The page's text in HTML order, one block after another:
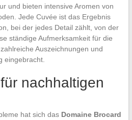
und bieten intensive Aromen von
Jede Cuvée ist das Ergebnis
bei der jedes Detail zählt, von der
ständige Aufmerksamkeit für die
Auszeichnungen und
eingebracht.
nachhaltigen
hat sich das Domaine Brocard